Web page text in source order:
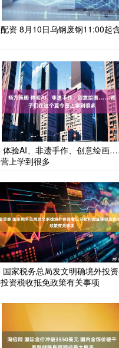
资 8月10日乌钢废钢11:00起
体验AI、非遗手作、创意绘画
上学到很多
国家税务总局发文明确境外投
资税收抵免政策有关事项